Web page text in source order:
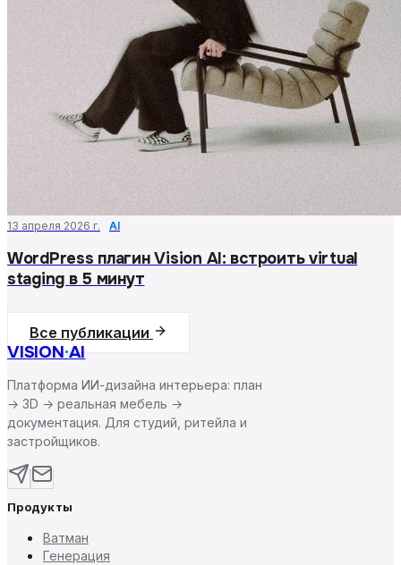
13 апреля 2026 г. AI
WordPress плагин Vision AI: встроить virtual
staging в 5 минут
Все публикации
VISION·AI
Платформа ИИ-дизайна интерьера: план
→ 3D → реальная мебель →
документация. Для студий, ритейла и
застройщиков.
Продукты
Ватман
Генерация